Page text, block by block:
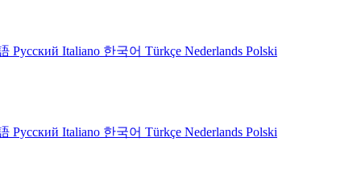
Русский Italiano 한국어 Türkçe Nederlands Polski
Русский Italiano 한국어 Türkçe Nederlands Polski